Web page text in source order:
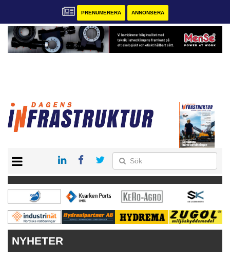
PRENUMERERA ANNONSERA
KONTAKT
VÅRA ANDRA MAGASIN
PRENUMERERA
ANNONSERA
NYHETER